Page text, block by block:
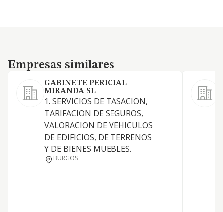
Empresas similares
Empresas similares
GABINETE PERICIAL
MIRANDA SL
1. SERVICIOS DE TASACION,
TARIFACION DE SEGUROS,
VALORACION DE VEHICULOS
DE EDIFICIOS, DE TERRENOS
Y DE BIENES MUEBLES.
BURGOS